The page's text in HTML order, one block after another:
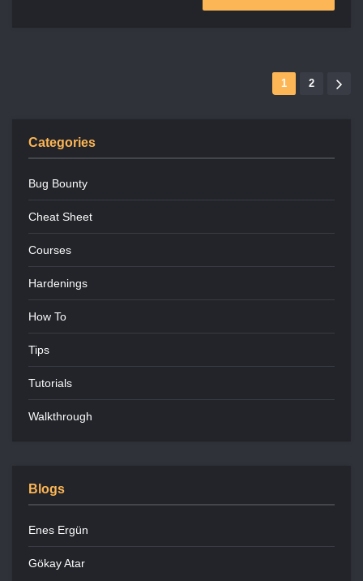
1 2
Categories
Bug Bounty
Cheat Sheet
Courses
Hardenings
How To
Tips
Tutorials
Walkthrough
Blogs
Enes Ergün
Gökay Atar